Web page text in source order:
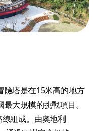
險塔是在15米高的地方
大規模的挑戰項目。
組成。由奧地利